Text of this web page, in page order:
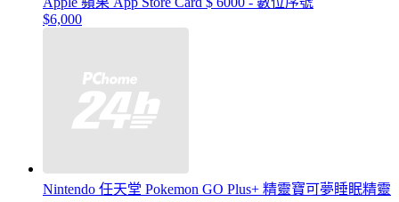
$6,000
Nintendo 任天堂 Pokemon GO Plus+ 精靈寶可夢睡眠精靈